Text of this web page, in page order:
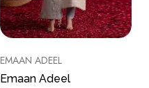
EMAAN ADEEL
Emaan Adeel